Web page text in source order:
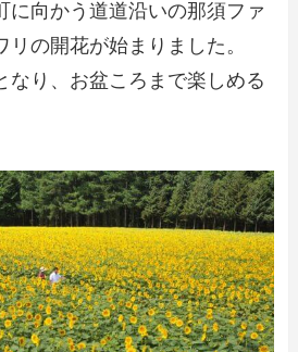
に向かう道道沿いの那須ファ
の開花が始まりました。
なり、お盆ころまで楽しめる